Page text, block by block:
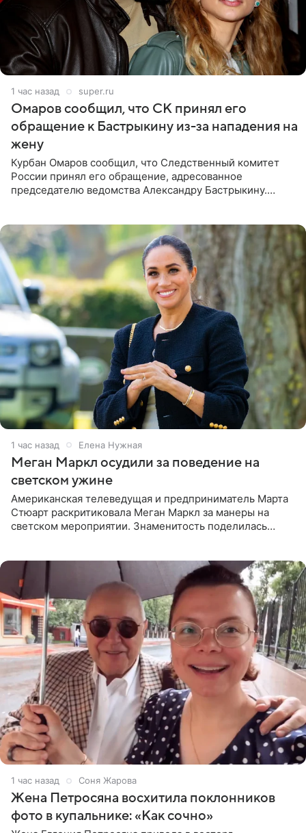
1 час назад super.ru
Омаров сообщил, что СК принял его
обращение к Бастрыкину из-за нападения на
жену
Курбан Омаров сообщил, что Следственный комитет
России принял его обращение, адресованное
председателю ведомства Александру Бастрыкину.
1 час назад Елена Нужная
Меган Маркл осудили за поведение на
светском ужине
Американская телеведущая и предприниматель Марта
Стюарт раскритиковала Меган Маркл за манеры на
светском мероприятии. Знаменитость поделилась
1 час назад Соня Жарова
Жена Петросяна восхитила поклонников
фото в купальнике: «Как сочно»